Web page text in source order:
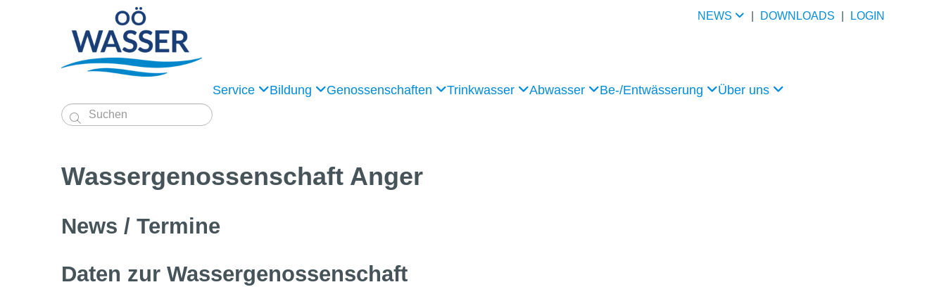
NEWS DOWNLOADS LOGIN
Service Bildung Genossenschaften Trinkwasser Abwasser Be-/Entwässerung Über uns

Wassergenossen­schaft Anger
News / Termine
Daten zur Wasser­genossen­schaft